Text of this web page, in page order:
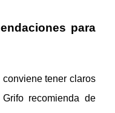
para
tener claros
recomienda de